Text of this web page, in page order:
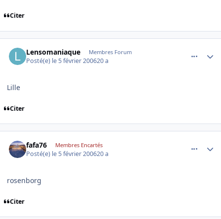
Citer
Lensomaniaque Membres Forum
Posté(e) le 5 février 200620 a
Lille
Citer
fafa76 Membres Encartés
Posté(e) le 5 février 200620 a
rosenborg
Citer